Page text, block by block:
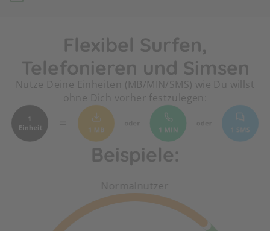
Flexibel Surfen,
Telefonieren und Simsen
Nutze Deine Einheiten (MB/MIN/SMS) wie Du willst
ohne Dich vorher festzulegen:
Beispiele:
Normalnutzer